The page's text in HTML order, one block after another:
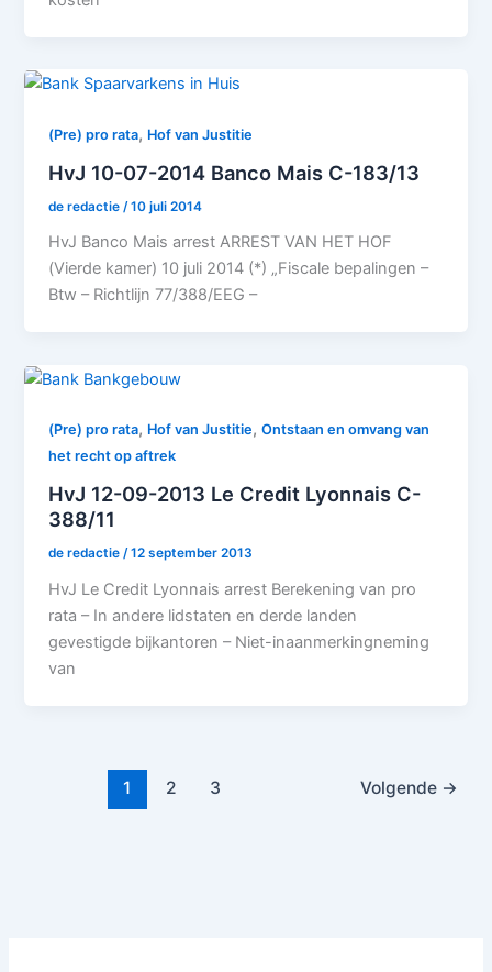
(Pre) pro rata, Hof van Justitie
HvJ 10-07-2014 Banco Mais C-183/13
de redactie /10 juli 2014
HvJ Banco Mais arrest ARREST VAN HET HOF
(Vierde kamer) 10 juli 2014 (*) „Fiscale bepalingen –
Btw – Richtlijn 77/388/EEG –
(Pre) pro rata, Hof van Justitie,Ontstaan en omvang van
het recht op aftrek
HvJ 12-09-2013 Le Credit Lyonnais C-
388/11
de redactie/12 september 2013
HvJ Le Credit Lyonnais arrest Berekening van pro
rata – In andere lidstaten en derde landen
gevestigde bijkantoren – Niet-inaanmerkingneming
van
1 2 3 Volgende →